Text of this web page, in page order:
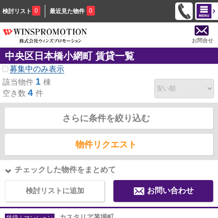
検討リスト 0 最近見た物件 0
お問合せ
中央区日本橋小網町 賃貸一覧
募集中のみ表示
該当物件 1 棟
空き数 4 件
さらに条件を絞り込む
物件リクエスト
チェックした物件をまとめて
検討リストに追加 お問い合わせ